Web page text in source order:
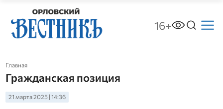
16+
Главная
Гражданская позиция
21 марта 2025 | 14:36